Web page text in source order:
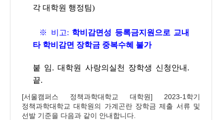
각 대학원 행정팀)
※ 비고: 학비감면성 등록금지원으로 교내
타 학비감면 장학금 중복수혜 불가
붙 임. 대학원 사랑의실천 장학생 신청안내.
끝.
[서울캠퍼스 정책과학대학교 대학원] 2023-1 학기
정책과학대학교 대학원의 가계곤란 장학금 제출 서류 및
선발 기준을 다음과 같이 안내합니다